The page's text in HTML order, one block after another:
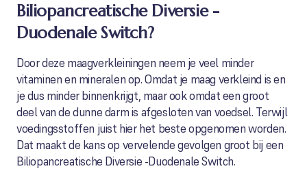
Biliopancreatische Diversie -
Duodenale Switch?
Door deze maagverkleiningen neem je veel minder
vitaminen en mineralen op. Omdat je maag verkleind is en
je dus minder binnenkrijgt, maar ook omdat een groot
deel van de dunne darm is afgesloten van voedsel. Terwijl
voedingsstoffen juist hier het beste opgenomen worden.
Dat maakt de kans op vervelende gevolgen groot bij een
Biliopancreatische Diversie -Duodenale Switch.